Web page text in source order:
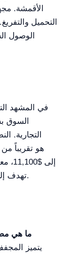
التحميل
الوصول
في المشهد
السوق
إلى
تهدف إلى تلبية متطلبات التجفيف المتنوعة بكفاءة.
1. ما هي
يتميز